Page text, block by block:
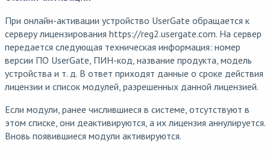
При онлайн-активации устройство UserGate обращается к
серверу лицензирования https://reg2.usergate.com. На сервер
передается следующая техническая информация: номер
версии ПО UserGate, ПИН-код, название продукта, модель
устройства и т. д. В ответ приходят данные о сроке действия
лицензии и список модулей, разрешенных данной лицензией.
Если модули, ранее числившиеся в системе, отсутствуют в
этом списке, они деактивируются, а их лицензия аннулируется.
Вновь появившиеся модули активируются.